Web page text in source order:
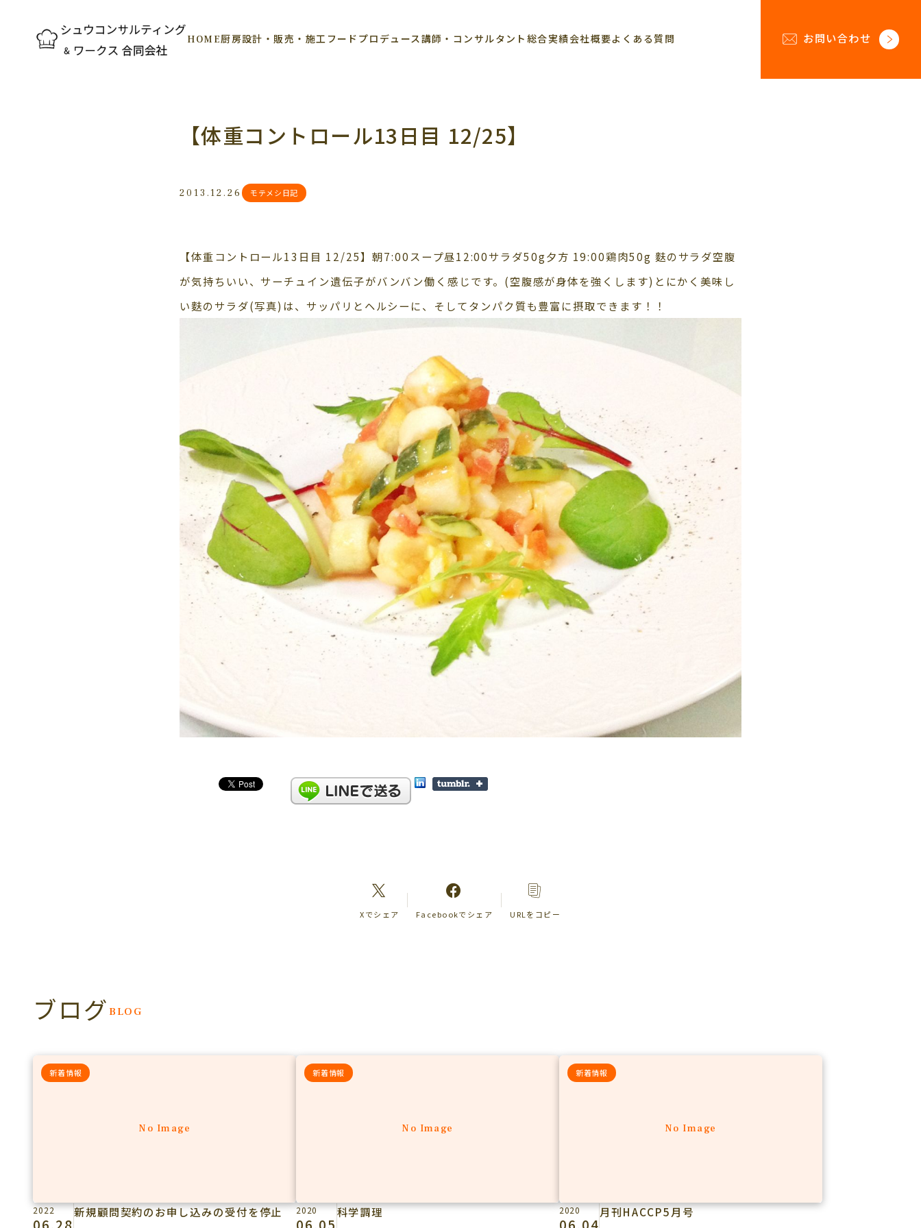
HOME厨房設計・販売・施工 フードプロデュース講師・コンサルタント 総合実績会社概要よくある質問 お問い合わせ
【体重コントロール13日目 12/25】
2013.12.26 モテメシ日記
【体重コントロール13日目 12/25】朝7:00スープ昼12:00サラダ50g夕方 19:00鶏肉50g 麩のサラダ空腹
が気持ちいい、サーチュイン遺伝子がバンバン働く感じです。(空腹感が身体を強くします)とにかく美味し
い麩のサラダ(写真)は、サッパリとヘルシーに、そしてタンパク質も豊富に摂取できます！！
Xでシェア Facebookでシェア URLをコピー
BLOG
ブログ
No Image
新着情報
2022
06.28
新規顧問契約のお申し込みの受付を停止
No Image
新着情報
2020
06.05
科学調理
No Image
新着情報
2020
06.04
月刊HACCP5月号